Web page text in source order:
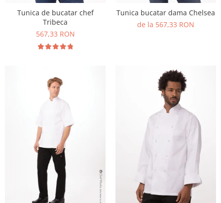
Tunica de bucatar chef
Tribeca
567,33 RON
Tunica bucatar dama Chelsea
de la 567,33 RON